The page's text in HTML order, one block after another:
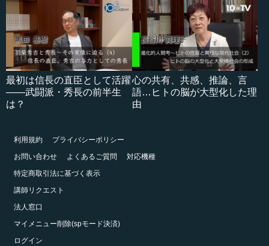
最初は信長の直臣として活躍
――武闘派・秀長の前半生
は？
心の共有、共感、推論、言
語…ヒトの脳が大型化した理
由
利用規約
プライバシーポリシー
お問い合わせ
よくあるご質問
対応機種
特定商取引法に基づく表示
講師リクエスト
法人窓口
マイメニュー削除(spモード決済)
ログイン